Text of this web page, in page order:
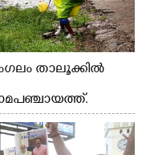
താലൂക്കിൽ
പഞ്ചായത്ത്.
കത്തിപ്പാറ,
മഞ്ചപ്പാറ എന്നീ ആറു
മാർഗമാണ് ഈ